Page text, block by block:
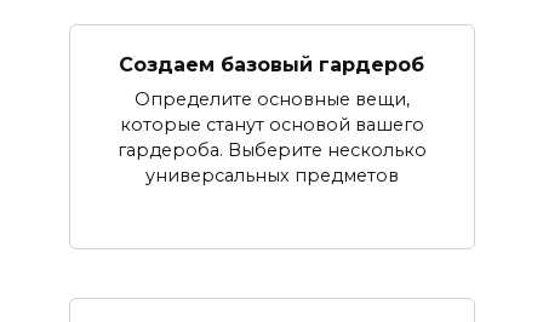
Создаем базовый гардероб
Определите основные вещи,
которые станут основой вашего
гардероба. Выберите несколько
универсальных предметов